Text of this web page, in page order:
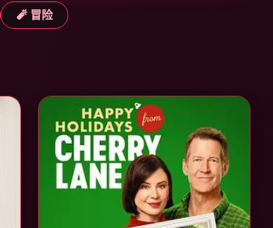
🧨 冒险